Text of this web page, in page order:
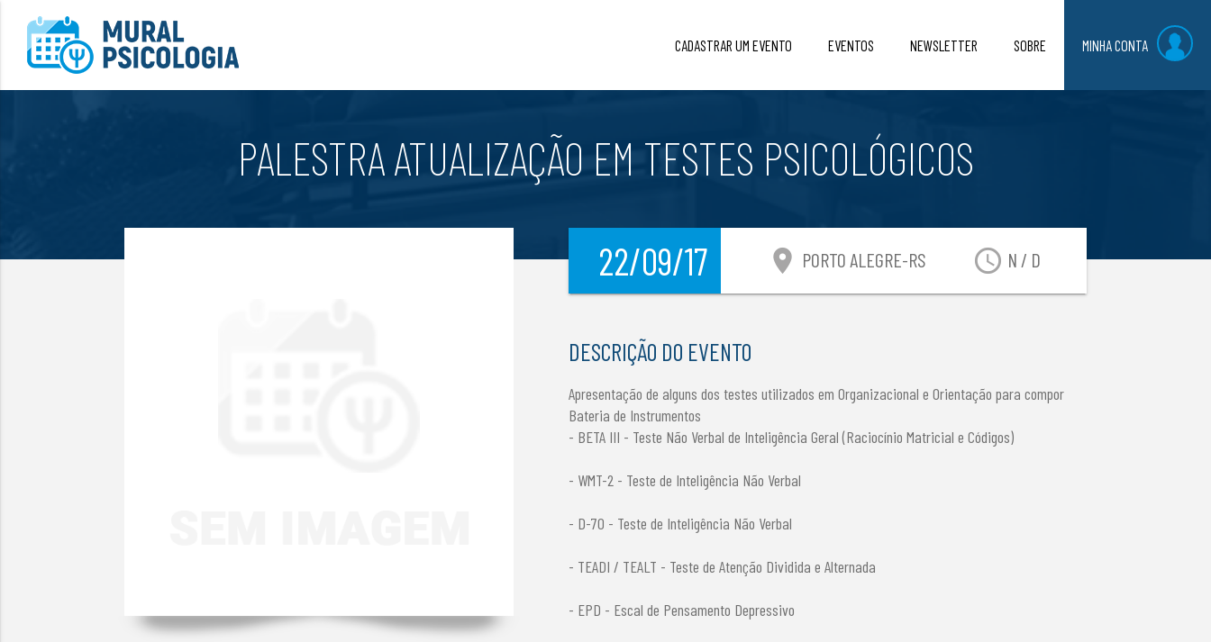
CADASTRAR UM EVENTO EVENTOS NEWSLETTER SOBRE MINHA CONTA
PALESTRA ATUALIZAÇÃO EM TESTES PSICOLÓGICOS
22/09/17 access_time N / D
location_on PORTO ALEGRE-RS
DESCRIÇÃO DO EVENTO
Apresentação de alguns dos testes utilizados em Organizacional e Orientação para compor
Bateria de Instrumentos
- BETA III - Teste Não Verbal de Inteligência Geral (Raciocínio Matricial e Códigos)
- WMT-2 - Teste de Inteligência Não Verbal
- D-70 - Teste de Inteligência Não Verbal
- TEADI / TEALT - Teste de Atenção Dividida e Alternada
- EPD - Escal de Pensamento Depressivo